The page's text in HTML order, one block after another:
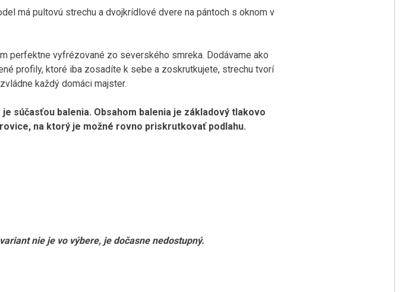
má pultovú strechu a dvojkrídlové dvere na pántoch s oknom v
perfektne vyfrézované zo severského smreka. Dodávame ako
profily, ktoré iba zosadíte k sebe a zoskrutkujete, strechu tvorí
každý domáci majster.
súčasťou balenia. Obsahom balenia je základový tlakovo
na ktorý je možné rovno priskrutkovať podlahu.
nie je vo výbere, je dočasne nedostupný.